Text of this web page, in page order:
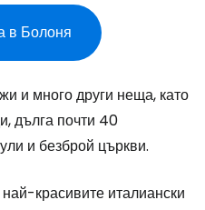
в Болоня
и много други неща, като
дълга почти 40
и безброй църкви.
красивите италиански